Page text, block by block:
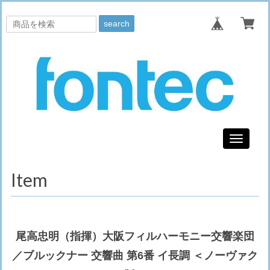
search
Toggle
Item
尾高忠明（指揮）大阪フィルハーモニー交響楽団
／ブルックナー 交響曲 第6番 イ長調 ＜ノーヴァク